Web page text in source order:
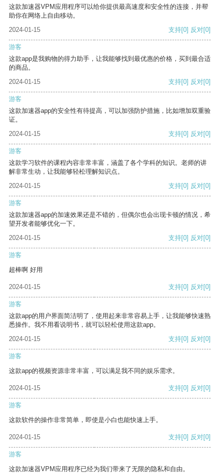
这款加速器VPM应用程序可以给你提供最高速度和安全性的连接，并帮
助你在网络上自由移动。
2024-01-15
支持[0] 反对[0]
游客
这款app是我购物的得力助手，让我能够找到最优惠的价格，买到最合适
的商品。
2024-01-15
支持[0] 反对[0]
游客
这款加速器app的安全性有待提高，可以加强防护措施，比如增加双重验
证。
2024-01-15
支持[0] 反对[0]
游客
这款学习软件的课程内容非常丰富，涵盖了各个学科的知识。老师的讲
解非常生动，让我能够轻松理解知识点。
2024-01-15
支持[0] 反对[0]
游客
这款加速器app的加速效果还是不错的，但偶尔也会出现卡顿的情况，希
望开发者能够优化一下。
2024-01-15
支持[0] 反对[0]
游客
超棒啊 好用
2024-01-15 支持[0] 反对[0]
游客
这款app的用户界面简洁明了，使用起来非常容易上手，让我能够快速熟
悉操作。我不用看说明书，就可以轻松使用这款app。
2024-01-15
支持[0] 反对[0]
游客
这款app的视频资源非常丰富，可以满足我不同的娱乐需求。
2024-01-15 支持[0] 反对[0]
游客
这款软件的操作非常简单，即使是小白也能快速上手。
2024-01-15 支持[0] 反对[0]
游客
这款加速器VPM应用程序已经为我们带来了无限的隐私和自由。